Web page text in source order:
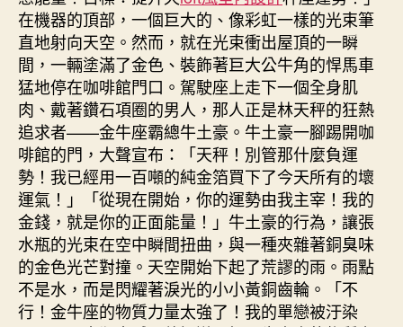
在機器的頂部，一個巨大的、像彩虹一樣的光束筆
直地射向天空。然而，就在光束衝出屋頂的一瞬
間，一輛塗滿了金色、裝飾著巨大公牛角的悍馬車
猛地停在咖啡館門口。駕駛座上走下一個全身肌
肉、戴著鑽石項圈的男人，那人正是林天秤的狂熱
追求者——金牛座霸總牛土豪。牛土豪一腳踢開咖
啡館的門，大聲宣布：「天秤！別管那什麼負運
勢！我已經用一百噸的純金箔買下了今天所有的壞
運氣！」「從現在開始，你的運勢由我主宰！我的
金錢，就是你的正面能量！」牛土豪的行為，讓張
水瓶的光束在空中瞬間扭曲，與一種夾雜著銅臭味
的金色光芒對撞。天空開始下起了荒謬的雨。雨點
不是水，而是閃耀著淚光的小小黃銅齒輪。「不
行！金牛座的物質力量太強了！我的單戀被汙染